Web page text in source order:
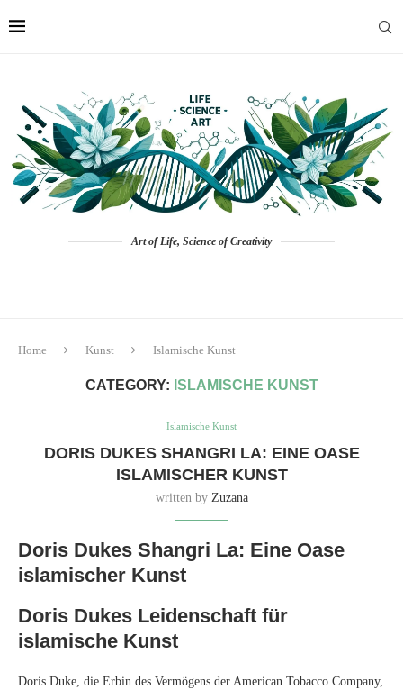
Art of Life, Science of Creativity
Home Kunst Islamische Kunst
CATEGORY: ISLAMISCHE KUNST
Islamische Kunst
DORIS DUKES SHANGRI LA: EINE OASE
ISLAMISCHER KUNST
written by Zuzana
Doris Dukes Shangri La: Eine Oase
islamischer Kunst
Doris Dukes Leidenschaft für
islamische Kunst
Doris Duke, die Erbin des Vermögens der American Tobacco Company,